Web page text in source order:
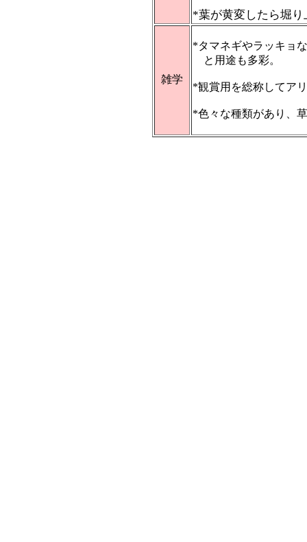
*葉が黄変したら堀
雑学
*タマネギやラッキョ
と用途も多彩。
*観賞用を総称してア
*色々な種類があり、